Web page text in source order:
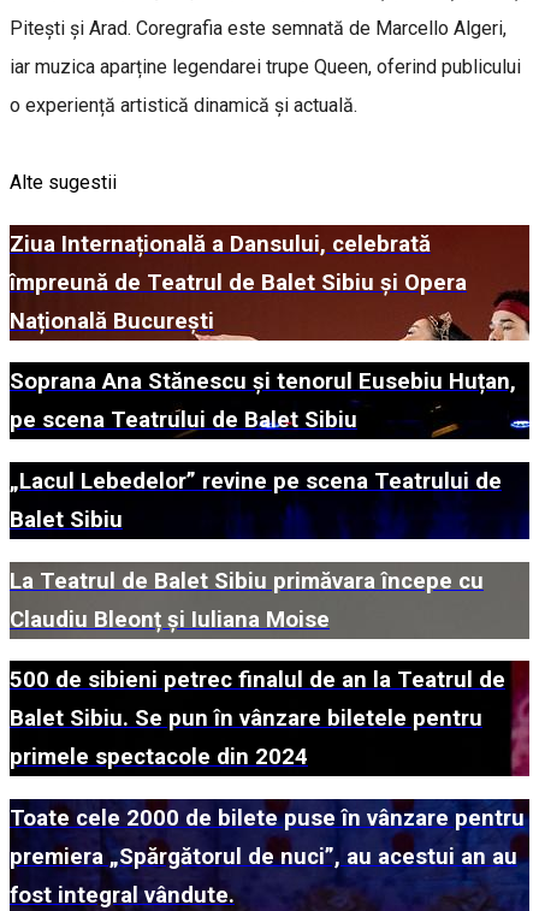
Pitești și Arad. Coregrafia este semnată de Marcello Algeri,
iar muzica aparține legendarei trupe Queen, oferind publicului
o experiență artistică dinamică și actuală.
Alte sugestii
Ziua Internațională a Dansului, celebrată
împreună de Teatrul de Balet Sibiu și Opera
Națională București
Soprana Ana Stănescu și tenorul Eusebiu Huțan,
pe scena Teatrului de Balet Sibiu
„Lacul Lebedelor” revine pe scena Teatrului de
Balet Sibiu
La Teatrul de Balet Sibiu primăvara începe cu
Claudiu Bleonț și Iuliana Moise
500 de sibieni petrec finalul de an la Teatrul de
Balet Sibiu. Se pun în vânzare biletele pentru
primele spectacole din 2024
Toate cele 2000 de bilete puse în vânzare pentru
premiera „Spărgătorul de nuci”, au acestui an au
fost integral vândute.